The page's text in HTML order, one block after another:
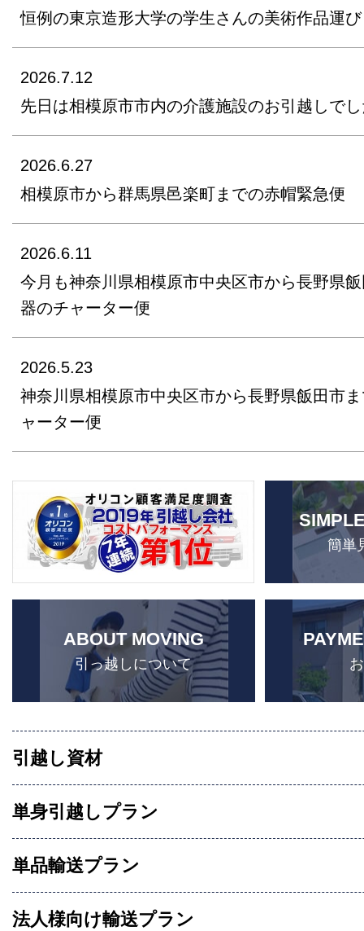
恒例の東京造形大学の学生さんの美術作品運び
2026.7.12
先日は相模原市市内の介護施設のお引越しで
2026.6.27
相模原市から群馬県邑楽町までの赤帽緊急便
2026.6.11
今月も神奈川県相模原市中央区市から長野県
器のチャーター便
2026.5.23
神奈川県相模原市中央区市から長野県飯田市
ャーター便
簡単
ABOUT MOVING
引っ越しについて
引越し資材
単身引越しプラン
単品輸送プラン
法人様向け輸送プラン